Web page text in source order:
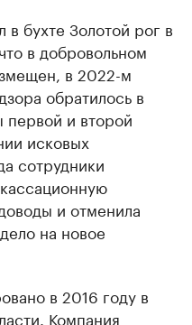
бухте Золотой рог в
в добровольном
в 2022-м
обратилось в
первой и второй
исковых
сотрудники
и отменила
на новое
в 2016 году в
Компания